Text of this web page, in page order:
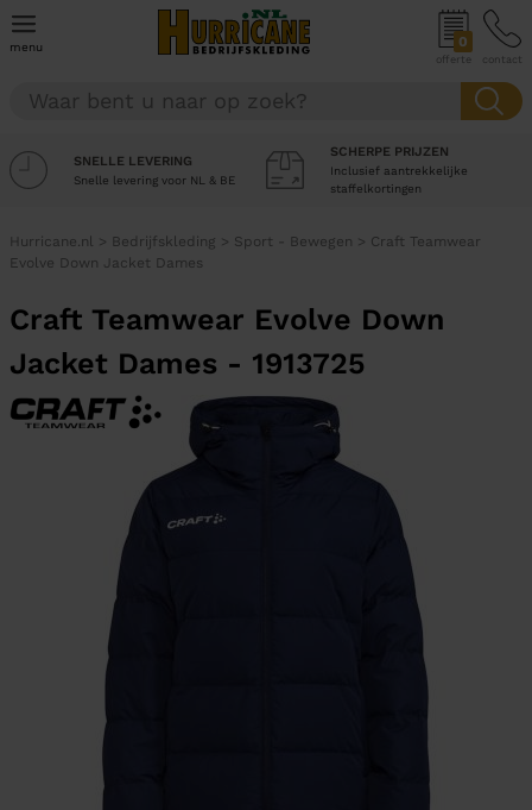
menu 0
offerte contact
SNELLE LEVERING
Snelle levering voor NL & BE
SCHERPE PRIJZEN
Inclusief aantrekkelijke
staffelkortingen
Hurricane.nl > Bedrijfskleding > Sport - Bewegen > Craft Teamwear
Evolve Down Jacket Dames
Craft Teamwear Evolve Down
Jacket Dames - 1913725